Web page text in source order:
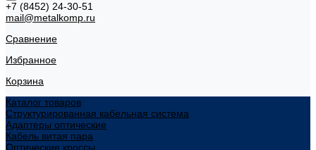
+7 (8452) 24-30-51
mail@metalkomp.ru
Сравнение
Избранное
Корзина
Каталог товаров
Структурированная кабельная система
Адаптеры оптические
Кабель витая пара
Оптические кроссы